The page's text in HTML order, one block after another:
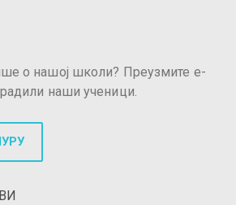
о нашој школи? Преузмите е-
наши ученици.